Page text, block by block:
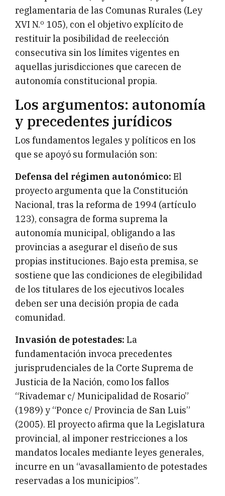
reglamentaria de las Comunas Rurales (Ley
XVI N.º 105), con el objetivo explícito de
restituir la posibilidad de reelección
consecutiva sin los límites vigentes en
aquellas jurisdicciones que carecen de
autonomía constitucional propia.
Los argumentos: autonomía
y precedentes jurídicos
Los fundamentos legales y políticos en los
que se apoyó su formulación son:
Defensa del régimen autonómico: El
proyecto argumenta que la Constitución
Nacional, tras la reforma de 1994 (artículo
123), consagra de forma suprema la
autonomía municipal, obligando a las
provincias a asegurar el diseño de sus
propias instituciones. Bajo esta premisa, se
sostiene que las condiciones de elegibilidad
de los titulares de los ejecutivos locales
deben ser una decisión propia de cada
comunidad.
Invasión de potestades: La
fundamentación invoca precedentes
jurisprudenciales de la Corte Suprema de
Justicia de la Nación, como los fallos
“Rivademar c/ Municipalidad de Rosario”
(1989) y “Ponce c/ Provincia de San Luis”
(2005). El proyecto afirma que la Legislatura
provincial, al imponer restricciones a los
mandatos locales mediante leyes generales,
incurre en un “avasallamiento de potestades
reservadas a los municipios”.